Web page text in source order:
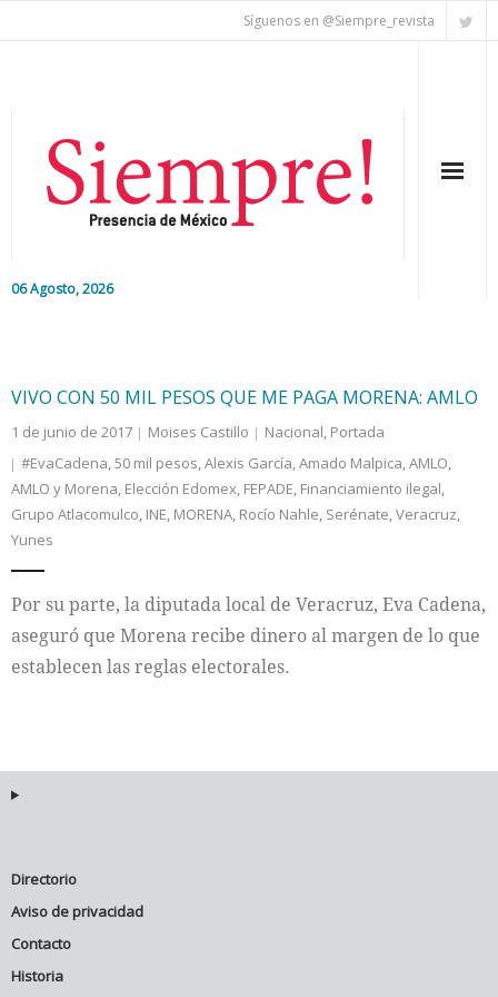
Síguenos en @Siempre_revista
06 Agosto, 2026
Nacional
Colaboradores
Internacional
Cultura
VIVO CON 50 MIL PESOS QUE ME PAGA MORENA: AMLO
1 de junio de 2017 Moises Castillo Nacional, Portada
#EvaCadena,50 mil pesos,Alexis García,Amado Malpica,AMLO,
AMLO y Morena, Elección Edomex, FEPADE, Financiamiento ilegal,
Grupo Atlacomulco, INE, MORENA, Rocío Nahle, Serénate,Veracruz,
Yunes
Por su parte, la diputada local de Veracruz, Eva Cadena,
aseguró que Morena recibe dinero al margen de lo que
establecen las reglas electorales.
Directorio
Aviso de privacidad
Contacto
Historia